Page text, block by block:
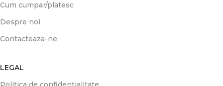
Cum cumpar/platesc
Despre noi
Contacteaza-ne
LEGAL